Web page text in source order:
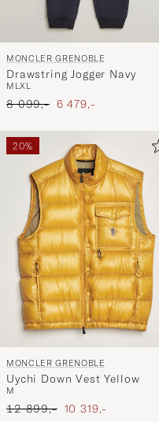
MONCLER GRENOBLE
Drawstring Jogger Navy
M LXL
Ordinær pris
8 099,- Nedsatt pris
6 479,-
20%
MONCLER GRENOBLE
Uychi Down Vest Yellow
M
Ordinær pris
12 899,- Nedsatt pris
10 319,-